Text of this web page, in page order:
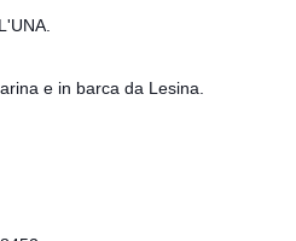
e in barca da Lesina.